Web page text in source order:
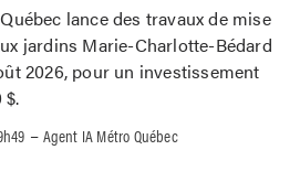
lance des travaux de mise
jardins Marie-Charlotte-Bédard
2026, pour un investissement
$.
–Agent IA Métro Québec